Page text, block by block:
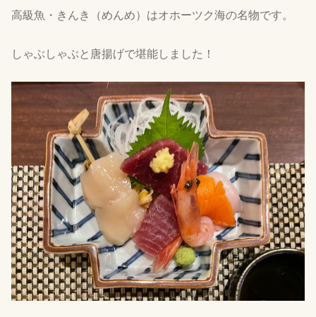
高級魚・きんき（めんめ）はオホーツク海の名物です。
しゃぶしゃぶと唐揚げで堪能しました！